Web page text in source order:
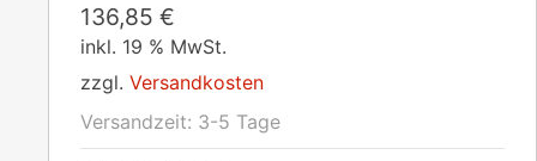
136,85 €
inkl. 19 % MwSt.
zzgl. Versandkosten
Versandzeit: 3-5 Tage